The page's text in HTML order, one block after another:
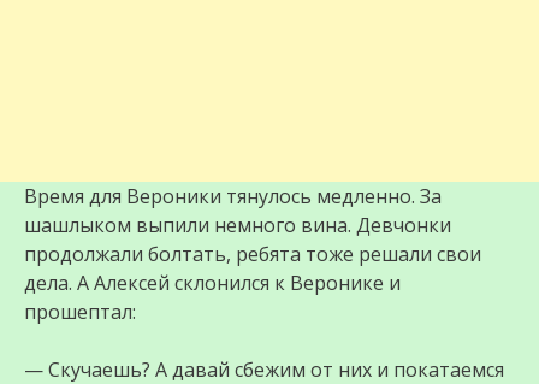
Время для Вероники тянулось медленно. За
шашлыком выпили немного вина. Девчонки
продолжали болтать, ребята тоже решали свои
дела. А Алексей склонился к Веронике и
прошептал:
— Скучаешь? А давай сбежим от них и покатаемся